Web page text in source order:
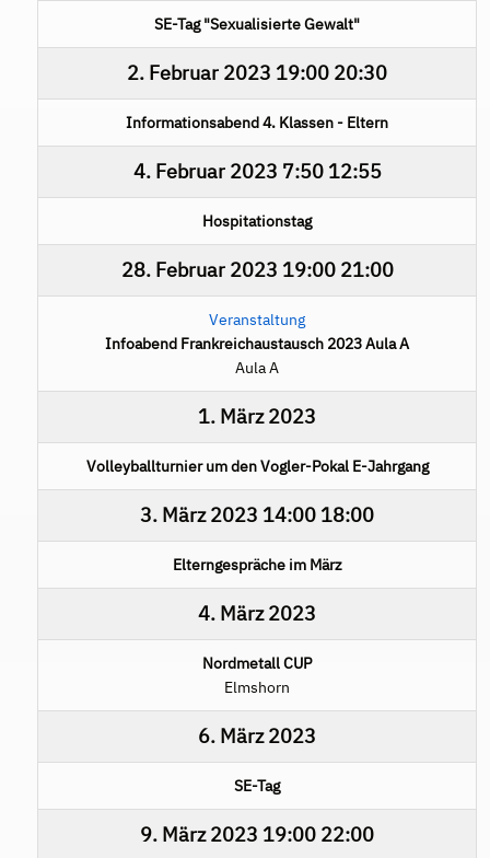
SE-Tag "Sexualisierte Gewalt"
2. Februar 2023 19:00 20:30
Informationsabend 4. Klassen - Eltern
4. Februar 2023 7:50 12:55
Hospitationstag
28. Februar 2023 19:00 21:00
Veranstaltung
Infoabend Frankreichaustausch 2023 Aula A
Aula A
1. März 2023
Volleyballturnier um den Vogler-Pokal E-Jahrgang
3. März 2023 14:00 18:00
Elterngespräche im März
4. März 2023
Nordmetall CUP
Elmshorn
6. März 2023
SE-Tag
9. März 2023 19:00 22:00